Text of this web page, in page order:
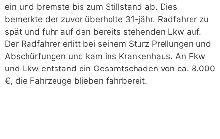
ein und bremste bis zum Stillstand ab. Dies
bemerkte der zuvor überholte 31-jähr. Radfahrer zu
spät und fuhr auf den bereits stehenden Lkw auf.
Der Radfahrer erlitt bei seinem Sturz Prellungen und
Abschürfungen und kam ins Krankenhaus. An Pkw
und Lkw entstand ein Gesamtschaden von ca. 8.000
€, die Fahrzeuge blieben fahrbereit.